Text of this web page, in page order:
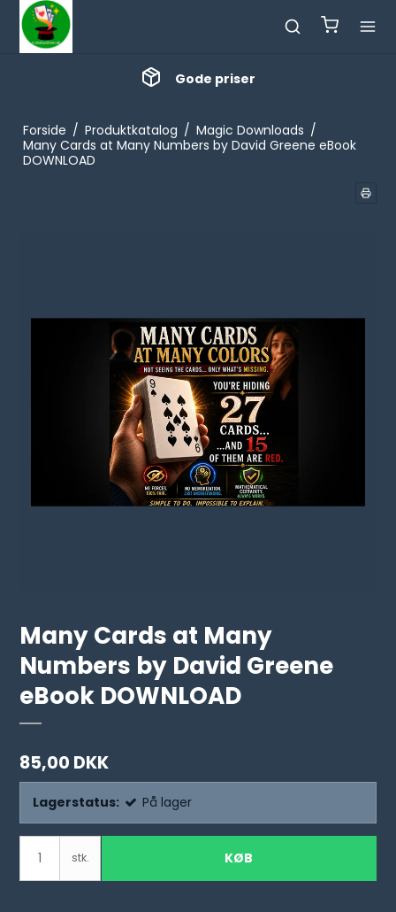
Gode priser
Forside / Produktkatalog / Magic Downloads /
Many Cards at Many Numbers by David Greene eBook
DOWNLOAD
Many Cards at Many
Numbers by David Greene
eBook DOWNLOAD
85,00 DKK
Lagerstatus: På lager
stk. KØB